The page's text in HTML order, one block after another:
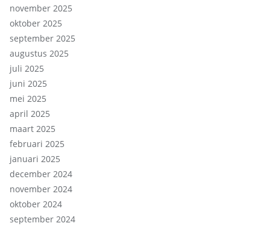
november 2025
oktober 2025
september 2025
augustus 2025
juli 2025
juni 2025
mei 2025
april 2025
maart 2025
februari 2025
januari 2025
december 2024
november 2024
oktober 2024
september 2024